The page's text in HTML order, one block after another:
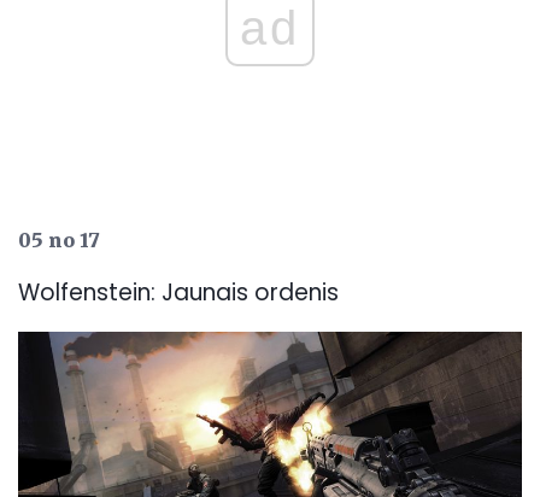
ad
05 no 17
Wolfenstein: Jaunais ordenis